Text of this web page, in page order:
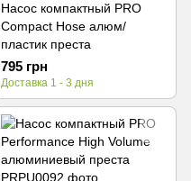
Насос компактный PRO
Compact Hose алюм/
пластик преста
795 грн
Доставка 1 - 3 дня